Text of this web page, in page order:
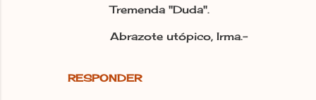
RESPONDER
Tremenda "Duda".
Abrazote utópico, Irma.-